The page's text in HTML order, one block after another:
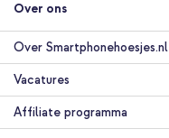
Over ons
Over Smartphonehoesjes.nl
Vacatures
Affiliate programma